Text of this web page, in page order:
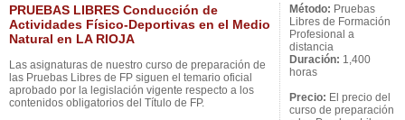
PRUEBAS LIBRES Conducción de
Actividades Físico-Deportivas en el Medio
Natural en LA RIOJA
Las asignaturas de nuestro curso de preparación de
las Pruebas Libres de FP siguen el temario oficial
aprobado por la legislación vigente respecto a los
contenidos obligatorios del Título de FP.
Método: Pruebas
Libres de Formación
Profesional a
distancia
Duración: 1,400
horas
Precio: El precio del
curso de preparación